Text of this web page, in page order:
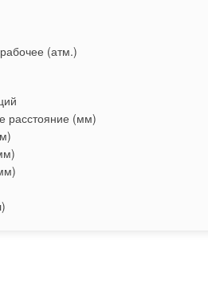
(атм.)
расстояние (мм)